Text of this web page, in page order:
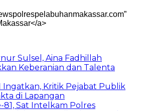
a>
Sulsel, Aina Fadhillah
Keberanian dan Talenta
Ingatkan, Kritik Pejabat Publik
di Lapangan
Sat Intelkam Polres